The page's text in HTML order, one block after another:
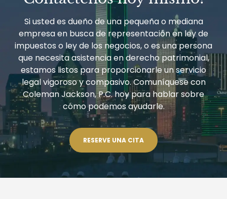
Si usted es dueño de una pequeña o mediana
empresa en busca de representación en ley de
impuestos o ley de los negocios, o es una persona
que necesita asistencia en derecho patrimonial,
estamos listos para proporcionarle un servicio
legal vigoroso y compasivo. Comuníquese con
Coleman Jackson, P.C. hoy para hablar sobre
cómo podemos ayudarle.
RESERVE UNA CITA